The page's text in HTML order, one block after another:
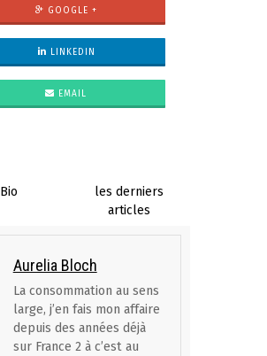
GOOGLE +
LINKEDIN
EMAIL
Bio
les derniers
articles
Aurelia Bloch
La consommation au sens
large, j’en fais mon affaire
depuis des années déjà
sur France 2 à c’est au